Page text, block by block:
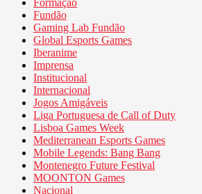
Fundão
Gaming Lab Fundão
Global Esports Games
Iberanime
Imprensa
Institucional
Internacional
Jogos Amigáveis
Liga Portuguesa de Call of Duty
Lisboa Games Week
Mediterranean Esports Games
Mobile Legends: Bang Bang
Montenegro Future Festival
MOONTON Games
Nacional